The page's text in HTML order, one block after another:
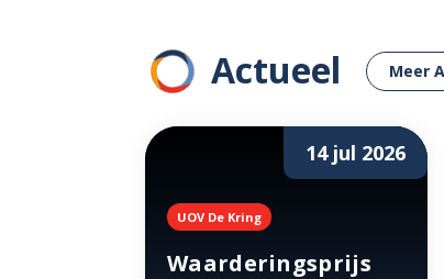
Actueel Meer
14 jul 2026
UOV De Kring
Waarderingsprijs